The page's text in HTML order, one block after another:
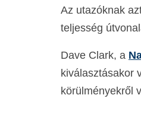
Az utazóknak
teljesség
Dave Clark, a
kiválasztásakor
körülményekről